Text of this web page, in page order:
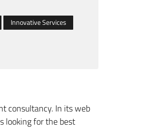
Innovative Services
consultancy. In its web
looking for the best